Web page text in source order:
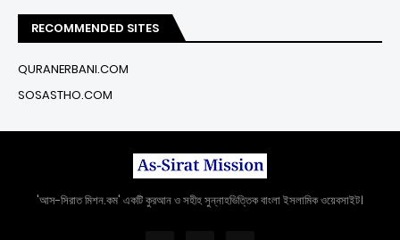
RECOMMENDED SITES
QURANERBANI.COM
SOSASTHO.COM
'আস-সিরাত মিশন.কম' একটি কুরআন ও সহীহ সুন্নাহভিত্তিক বাংলা ইসলামিক ওয়েবসাইট।